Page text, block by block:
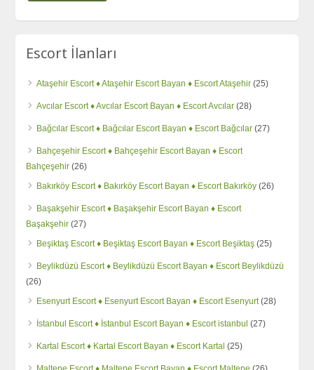
Escort İlanları
Ataşehir Escort ♦️ Ataşehir Escort Bayan ♦️ Escort Ataşehir (25)
Avcılar Escort ♦️ Avcılar Escort Bayan ♦️ Escort Avcılar (28)
Bağcılar Escort ♦️ Bağcılar Escort Bayan ♦️ Escort Bağcılar (27)
Bahçeşehir Escort ♦️ Bahçeşehir Escort Bayan ♦️ Escort
Bahçeşehir (26)
Bakırköy Escort ♦️ Bakırköy Escort Bayan ♦️ Escort Bakırköy (26)
Başakşehir Escort ♦️ Başakşehir Escort Bayan ♦️ Escort
Başakşehir (27)
Beşiktaş Escort ♦️ Beşiktaş Escort Bayan ♦️ Escort Beşiktaş (25)
Beylikdüzü Escort ♦️ Beylikdüzü Escort Bayan ♦️ Escort Beylikdüzü
(26)
Esenyurt Escort ♦️ Esenyurt Escort Bayan ♦️ Escort Esenyurt(28)
İstanbul Escort ♦️ İstanbul Escort Bayan ♦️ Escort istanbul (27)
Kartal Escort ♦️ Kartal Escort Bayan ♦️ Escort Kartal (25)